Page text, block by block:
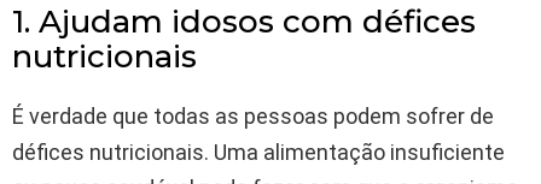
1. Ajudam idosos com défices
nutricionais
É verdade que todas as pessoas podem sofrer de
défices nutricionais. Uma alimentação insuficiente